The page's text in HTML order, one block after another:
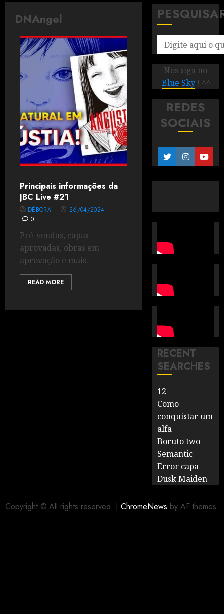
DNAngel
Principais informações da
JBC Live #21
DÉBORA
26/04/2024
0
Pré-vendas, capas
aprovadas, obras em
aprovação e mais.
READ MORE
Nos siga no
Blue Sky ! ^^
REDES
SOCIAIS
RECENT
SEARCHES
12
Como
conquistar um
alfa
Boruto two
Semantic
Error capa
Dusk Maiden
Copyright © All rights reserved. | ChromeNews by AF themes.